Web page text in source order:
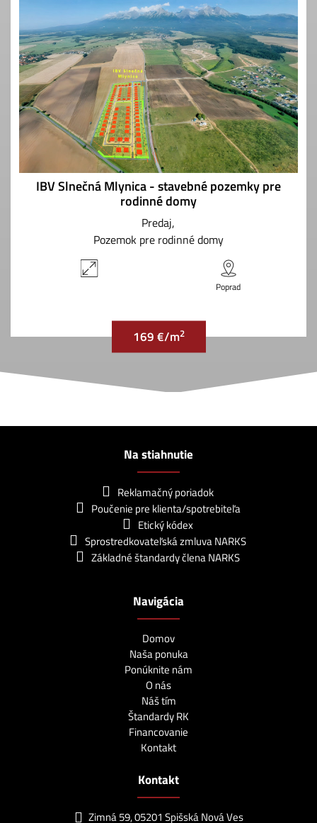
IBV Slnečná Mlynica - stavebné pozemky pre
rodinné domy
Predaj
Pozemok pre rodinné domy
Poprad
169 €/m2
Na stiahnutie
Reklamačný poriadok
Poučenie pre klienta/spotrebiteľa
Etický kódex
Sprostredkovateľská zmluva NARKS
Základné štandardy člena NARKS
Navigácia
Domov
Naša ponuka
Ponúknite nám
O nás
Náš tím
Štandardy RK
Financovanie
Kontakt
Kontakt
Zimná 59, 05201 Spišská Nová Ves